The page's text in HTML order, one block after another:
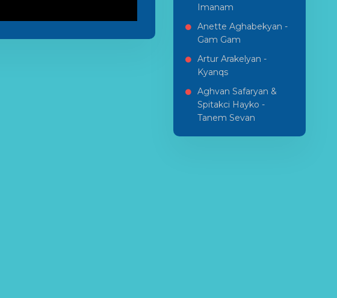
Imanam
Anette Aghabekyan -
Gam Gam
Artur Arakelyan -
Kyanqs
Aghvan Safaryan &
Spitakci Hayko -
Tanem Sevan